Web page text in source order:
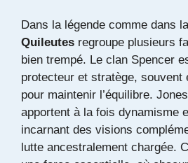
Dans la légende comme dans
Quileutes regroupe plusieurs
bien trempé. Le clan Spencer
protecteur et stratège, souvent
pour maintenir l’équilibre.
apportent à la fois dynamisme
incarnant des visions
lutte ancestralement chargée.